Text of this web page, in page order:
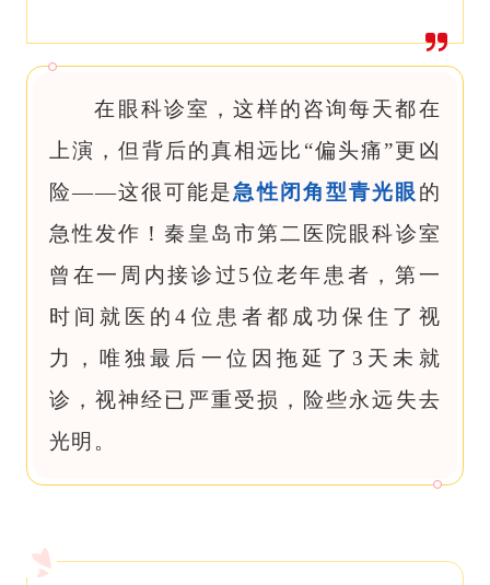
在眼科诊室，这样的咨询每天都在
上演，但背后的真相远比“偏头痛”更凶
险——这很可能是急性闭角型青光眼的
急性发作！秦皇岛市第二医院眼科诊室
曾在一周内接诊过5位老年患者，第一
时间就医的4位患者都成功保住了视
力，唯独最后一位因拖延了3天未就
诊，视神经已严重受损，险些永远失去
光明。